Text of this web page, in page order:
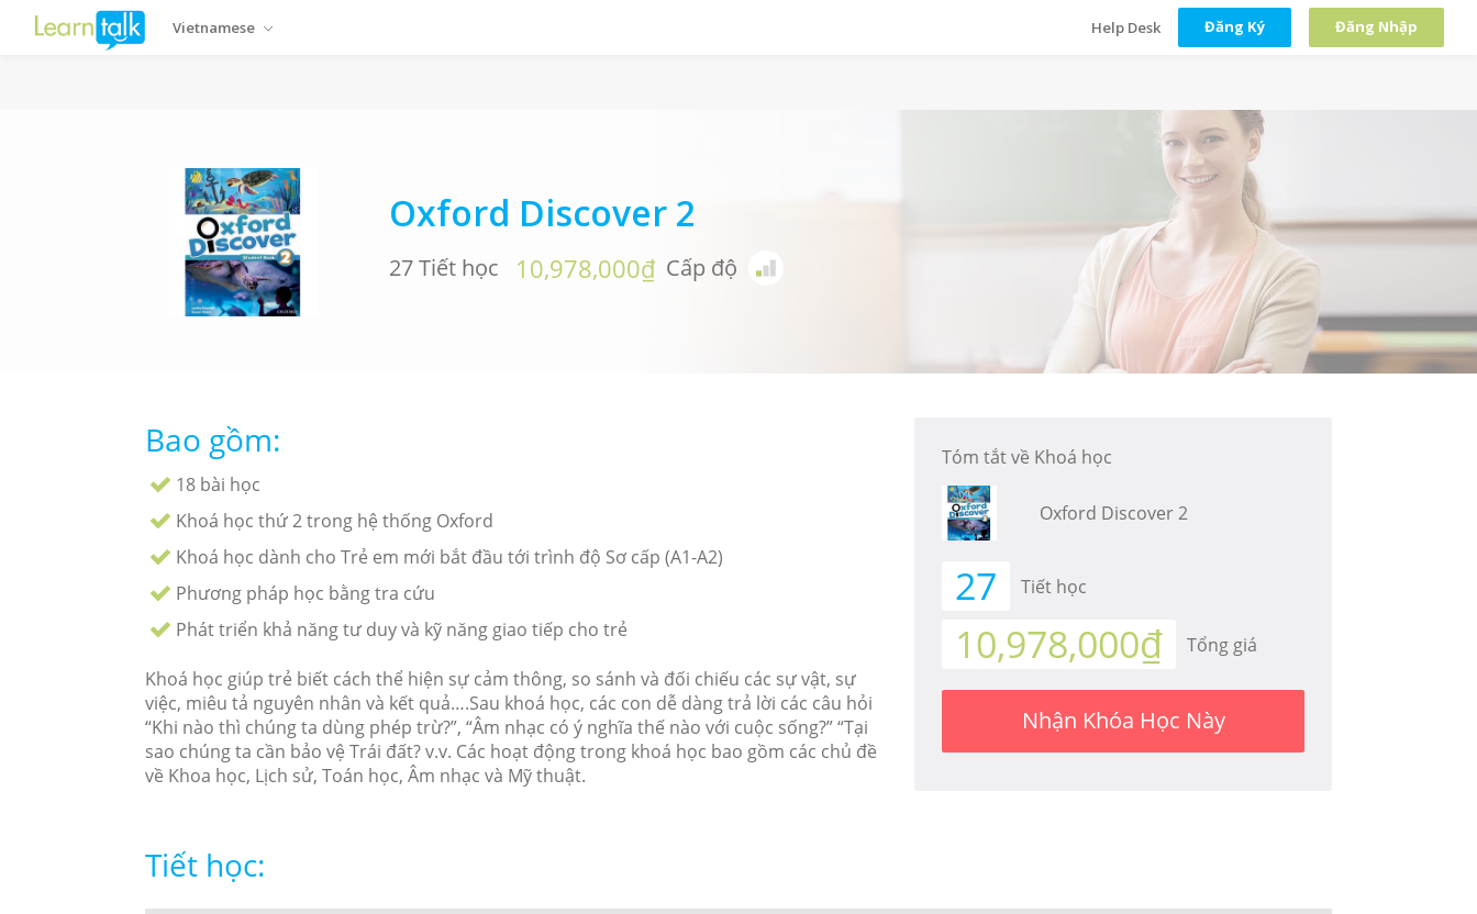
Vietnamese Help Desk Đăng Ký Đăng Nhập
Oxford Discover 2
27 Tiết học 10,978,000₫ Cấp độ
Bao gồm:
18 bài học
Khoá học thứ 2 trong hệ thống Oxford
Khoá học dành cho Trẻ em mới bắt đầu tới trình độ Sơ cấp (A1-A2)
Phương pháp học bằng tra cứu
Phát triển khả năng tư duy và kỹ năng giao tiếp cho trẻ
Khoá học giúp trẻ biết cách thể hiện sự cảm thông, so sánh và đối chiếu các sự vật, sự
việc, miêu tả nguyên nhân và kết quả….Sau khoá học, các con dễ dàng trả lời các câu hỏi
“Khi nào thì chúng ta dùng phép trừ?”, “Âm nhạc có ý nghĩa thế nào với cuộc sống?” “Tại
sao chúng ta cần bảo vệ Trái đất? v.v. Các hoạt động trong khoá học bao gồm các chủ đề
về Khoa học, Lịch sử, Toán học, Âm nhạc và Mỹ thuật.
Tóm tắt về Khoá học
Oxford Discover 2
27 Tiết học
10,978,000₫ Tổng giá
Nhận Khóa Học Này
Tiết học: